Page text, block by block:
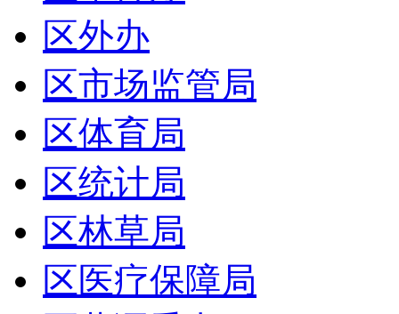
区外办
区市场监管局
区体育局
区统计局
区林草局
区医疗保障局